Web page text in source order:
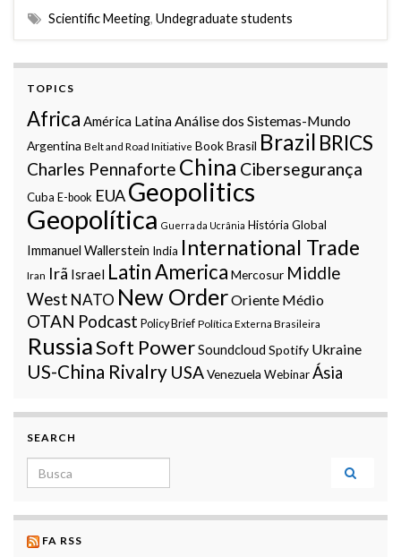
Scientific Meeting, Undegraduate students
TOPICS
Africa América LatinaAnálise dos Sistemas-Mundo
Argentina Belt and Road Initiative BookBrasil Brazil BRICS
Charles Pennaforte China Cibersegurança
Cuba E-book EUAGeopolitics
Geopolítica Guerra da Ucrânia História Global
Immanuel Wallerstein India International Trade
Iran Irã Israel Latin America Mercosur Middle
West NATO New OrderOriente Médio
OTAN Podcast Policy Brief Política Externa Brasileira
RussiaSoft PowerSoundcloud Spotify Ukraine
US-China Rivalry USAVenezuela WebinarÁsia
SEARCH
Search for:
FA RSS